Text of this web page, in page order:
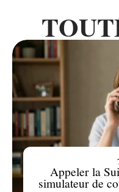
Appeler la
simulateur de